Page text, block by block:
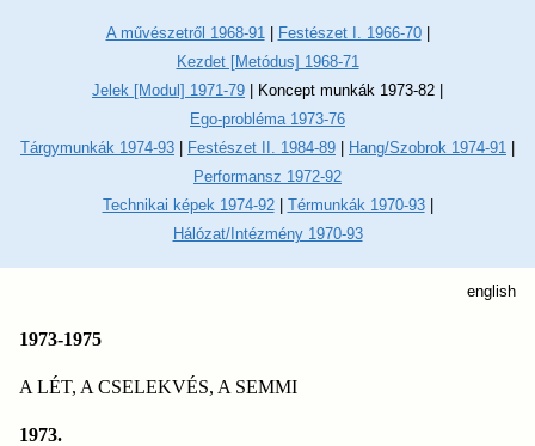
A művészetről 1968-91| Festészet I. 1966-70|
Kezdet [Metódus] 1968-71
Jelek [Modul] 1971-79
Koncept munkák 1973-82
Ego-probléma 1973-76
Tárgymunkák 1974-93
Festészet II. 1984-89 Hang/Szobrok 1974-91
Performansz 1972-92
Technikai képek 1974-92| Térmunkák 1970-93|
Hálózat/Intézmény 1970-93
english
1973-1975
A LÉT, A CSELEKVÉS, A SEMMI
1973.